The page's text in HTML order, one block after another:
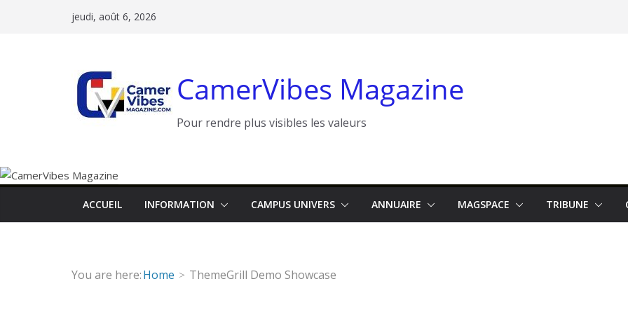
jeudi, août 6, 2026
CamerVibes Magazine
Pour rendre plus visibles les valeurs
ACCUEIL INFORMATION CAMPUS UNIVERS ANNUAIRE MAGSPACE TRIBUNE
You are here:Home ThemeGrill Demo Showcase